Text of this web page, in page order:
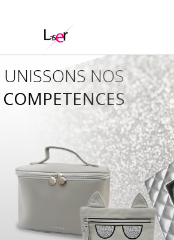
COMPETENCES
UNISSONS NOS